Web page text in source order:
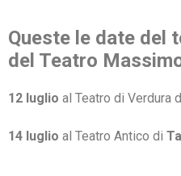
Queste le date del
del Teatro
12 luglio al Teatro di Verdura
14 luglio al Teatro Antico di